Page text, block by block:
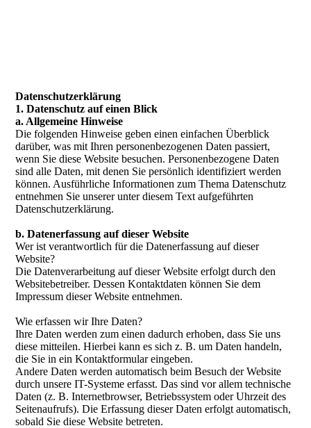
Daten­­schutz­­erklärung
1. Datenschutz auf einen Blick
a. Allgemeine Hinweise
Die folgenden Hinweise geben einen einfachen Überblick
darüber, was mit Ihren personenbezogenen Daten passiert,
wenn Sie diese Website besuchen. Personenbezogene Daten
sind alle Daten, mit denen Sie persönlich identifiziert werden
können. Ausführliche Informationen zum Thema Datenschutz
entnehmen Sie unserer unter diesem Text aufgeführten
Datenschutzerklärung.
b. Datenerfassung auf dieser Website
Wer ist verantwortlich für die Datenerfassung auf dieser
Website?
Die Datenverarbeitung auf dieser Website erfolgt durch den
Websitebetreiber. Dessen Kontaktdaten können Sie dem
Impressum dieser Website entnehmen.
Wie erfassen wir Ihre Daten?
Ihre Daten werden zum einen dadurch erhoben, dass Sie uns
diese mitteilen. Hierbei kann es sich z. B. um Daten handeln,
die Sie in ein Kontaktformular eingeben.
Andere Daten werden automatisch beim Besuch der Website
durch unsere IT-Systeme erfasst. Das sind vor allem technische
Daten (z. B. Internetbrowser, Betriebssystem oder Uhrzeit des
Seitenaufrufs). Die Erfassung dieser Daten erfolgt automatisch,
sobald Sie diese Website betreten.